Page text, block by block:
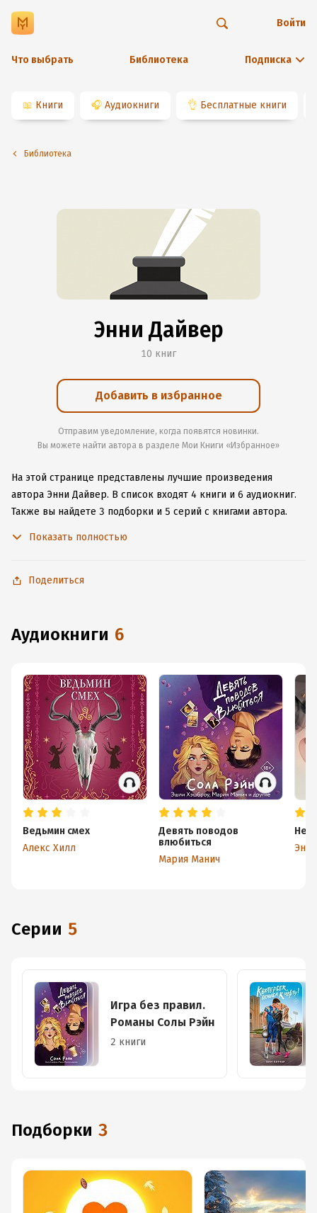
Что выбрать Библиотека Подписка
Войти
📖 Книги 🎧 Аудиокниги 👌 Бесплатные книги
Библиотека
Энни Дайвер
10 книг
Добавить в избранное
Отправим уведомление, когда появятся новинки.
Вы можете найти автора в разделе Мои Книги «Избранное»
На этой странице представлены лучшие произведения
автора Энни Дайвер. В список входят 4 книги и 6 аудиокниг.
Также вы найдете 3 подборки и 5 серий с книгами автора.
Android, чтобы не расставаться с любимыми произведениями
Показать полностью
Поделиться
аудиокниги 6
Ведьмин смех
Алекс Хилл
Девять поводов
влюбиться
Мария Манич
Нет
Серии 5
Игра без правил.
Романы Солы Рэйн
2 книги
Подборки 3